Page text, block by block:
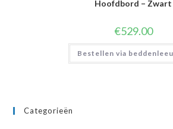
Hoofdbord – Zwart
€529.00
Bestellen via
Categorieën